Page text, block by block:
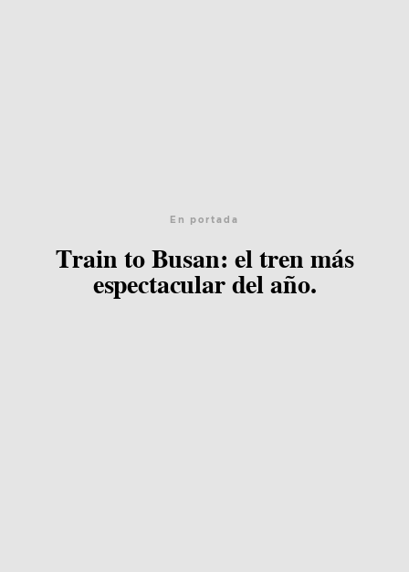
En portada
Train to Busan: el tren más
espectacular del año.